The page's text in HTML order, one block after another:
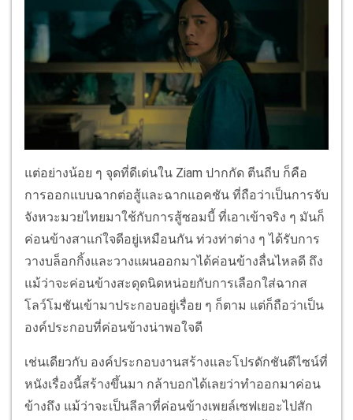
แต่อย่างน้อย ๆ จุดที่ดีเด่นใน Ziam ปากกัด ตีนถีบ ก็คือ
การออกแบบฉากต่อสู้และฉากแอคชัน ที่ถือว่าเป็นการจับ
จังหวะมวยไทยมาใช้กับการสู้ซอมบี้ ที่เอาเข้าจริง ๆ มันก็
ค่อนข้างสาแก่ใจดีอยู่เหมือนกัน ท่วงท่าต่าง ๆ ได้รับการ
วางบล็อกกิ้งและวางแผนออกมาได้ค่อนข้างลื่นไหลดี ถึง
แม้ว่าจะค่อนข้างสะดุดนิดหน่อยกับการเลือกใส่ฉากส
โลว์โมชันเข้ามาประกอบอยู่เรื่อย ๆ ก็ตาม แต่ก็ถือว่าเป็น
องค์ประกอบที่ค่อนข้างน่าพอใจดี
เช่นเดียวกับ องค์ประกอบงานสร้างและโปรดักชันดีไซน์ที่
หนังเรื่องนี้สร้างขึ้นมา กล้าบอกได้เลยว่าทำออกมาค่อน
ข้างถึง แม้ว่าจะเป็นลีลาที่ค่อนข้างเพยล์เซฟเยอะไปสัก